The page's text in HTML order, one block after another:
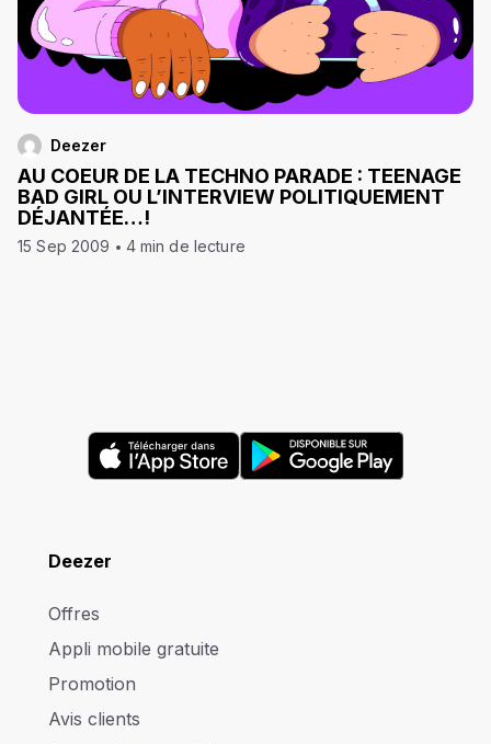
Deezer
AU COEUR DE LA TECHNO PARADE : TEENAGE
BAD GIRL OU L’INTERVIEW POLITIQUEMENT
DÉJANTÉE…!
15 Sep 2009 4 min de lecture
Deezer
Offres
Appli mobile gratuite
Promotion
Avis clients